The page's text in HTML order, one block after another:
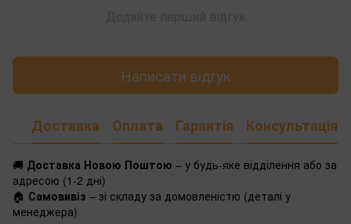
Написати відгук
Доставка Оплата Гарантія Консультація
🚚 Доставка Новою Поштою – у будь-яке відділення або за
адресою (1-2 дні)
🏠 Самовивіз – зі складу за домовленістю (деталі у
менеджера)